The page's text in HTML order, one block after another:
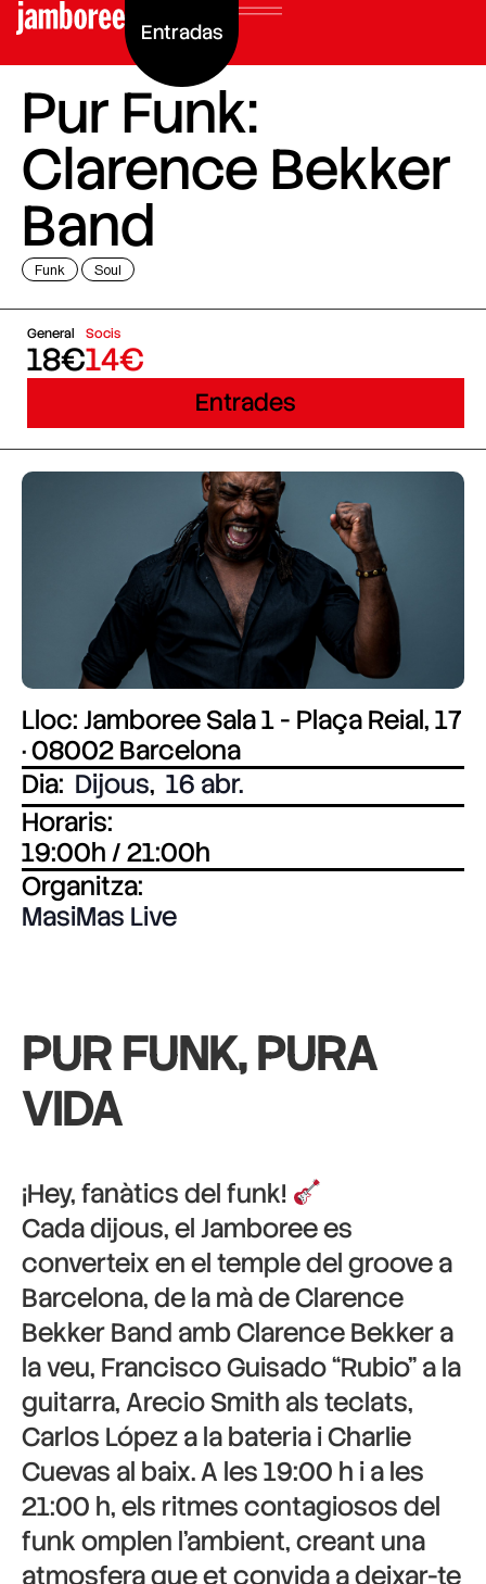
Entradas
Pur Funk:
Clarence Bekker
Band
Funk Soul
General
18€
Socis
14€
Entrades
Lloc: Jamboree Sala 1 - Plaça Reial, 17
· 08002 Barcelona
Dia: Dijous, 16 abr.
Horaris:
19:00h / 21:00h
Organitza:
MasiMas Live
PUR FUNK, PURA
VIDA
¡Hey, fanàtics del funk!
Cada dijous, el Jamboree es
converteix en el temple del groove a
Barcelona, de la mà de Clarence
Bekker Band amb Clarence Bekker a
la veu, Francisco Guisado “Rubio” a la
guitarra, Arecio Smith als teclats,
Carlos López a la bateria i Charlie
Cuevas al baix. A les 19:00 h i a les
21:00 h, els ritmes contagiosos del
funk omplen l’ambient, creant una
atmosfera que et convida a deixar-te